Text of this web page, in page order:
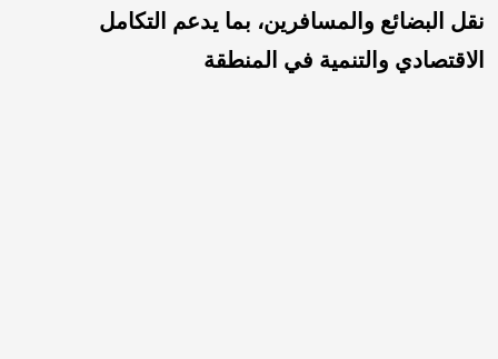
نقل البضائع والمسافرين، بما يدعم التكامل
الاقتصادي والتنمية في المنطقة